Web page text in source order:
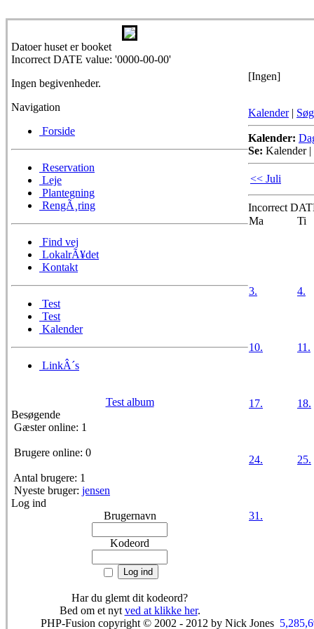
Datoer huset er booket
Incorrect DATE value: '0000-00-00'
Ingen begivenheder.
Navigation
Forside
Reservation
Leje
Plantegning
RengÃ¸ring
Find vej
LokalrÃ¥det
Kontakt
Test
Test
Kalender
LinkÂ´s
Test album
Besøgende
Gæster online: 1
Brugere online: 0
Antal brugere: 1
Nyeste bruger: jensen
Log ind
Brugernavn
Kodeord
Har du glemt dit kodeord?
Bed om et nyt ved at klikke her.
[Ingen]
Kalender | Søg
Kalender:
Se: Kalender|
<< Juli
Incorrect
Ma
Ti
3. 4.
10. 11.
17. 18.
24. 25.
31.
PHP-Fusion copyright © 2002 - 2012 by Nick Jones